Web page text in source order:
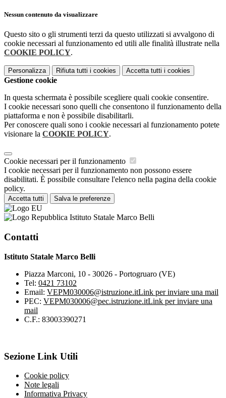
Nessun contenuto da visualizzare
Questo sito o gli strumenti terzi da questo utilizzati si avvalgono di
cookie necessari al funzionamento ed utili alle finalità illustrate nella
COOKIE POLICY.
Personalizza Rifiuta tutti i cookies Accetta tutti i cookies
Gestione cookie
In questa schermata è possibile scegliere quali cookie consentire.
I cookie necessari sono quelli che consentono il funzionamento della
piattaforma e non è possibile disabilitarli.
Per conoscere quali sono i cookie necessari al funzionamento potete
visionare la COOKIE POLICY.
Cookie necessari per il funzionamento
I cookie necessari per il funzionamento non possono essere
disabilitati. È possibile consultare l'elenco nella pagina della cookie
policy.
Accetta tutti Salva le preferenze
Istituto Statale Marco Belli
Contatti
Istituto Statale Marco Belli
Piazza Marconi, 10 - 30026 - Portogruaro (VE)
Tel: 0421 73102
Email: VEPM030006@istruzione.itLink per inviare una mail
PEC: VEPM030006@pec.istruzione.itLink per inviare una
mail
C.F.: 83003390271
Sezione Link Utili
Cookie policy
Note legali
Informativa Privacy